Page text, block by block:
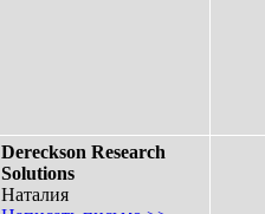
Dereckson Research
Solutions
Наталия